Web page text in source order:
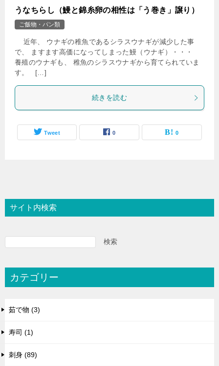
うなちらし（鰻と錦糸卵の相性は「う巻き」譲り）
ご飯物・パン類
近年、 ウナギの稚魚であるシラスウナギが減少した事
で、 ますます高価になってしまった鰻（ウナギ）・・・
養殖のウナギも、 稚魚のシラスウナギから育てられていま
す。 […]
続きを読む
Tweet 0 0
サイト内検索
検索
カテゴリー
茹で物 (3)
寿司 (1)
刺身 (89)